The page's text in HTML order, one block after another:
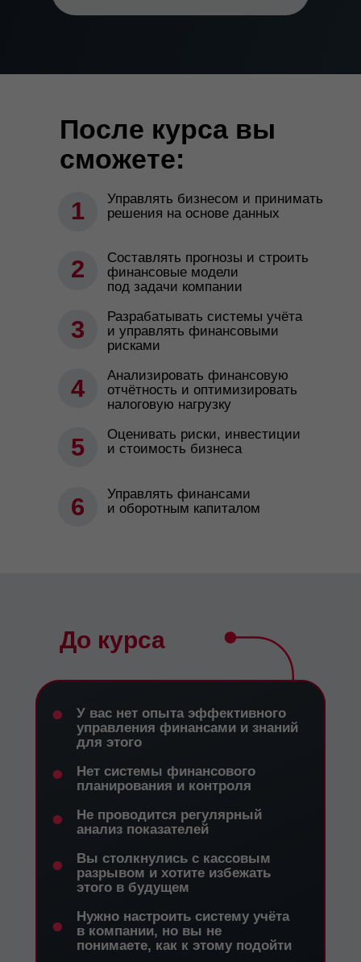
После курса вы
сможете:
Управлять бизнесом и принимать
решения на основе данных
Составлять прогнозы и строить
финансовые модели
под задачи компании
1
2
Разрабатывать системы учёта
и управлять финансовыми
рисками
Анализировать финансовую
отчётность и оптимизировать
налоговую нагрузку
3
4
Оценивать риски, инвестиции
и стоимость бизнеса
5
Управлять финансами
и оборотным капиталом
6
До курса
У вас нет опыта эффективного
управления финансами и знаний
для этого
Нет системы финансового
планирования и контроля
Не проводится регулярный
анализ показателей
Вы столкнулись с кассовым
разрывом и хотите избежать
этого в будущем
Нужно настроить систему учёта
в компании, но вы не
понимаете, как к этому подойти
•
•
•
•
•